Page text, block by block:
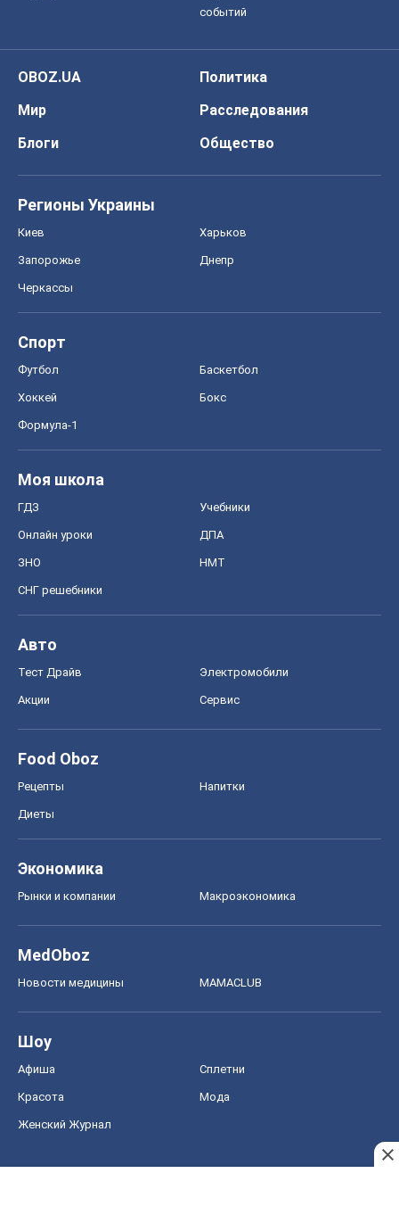
событий
OBOZ.UA
Политика
Мир
Расследования
Блоги
Общество
Регионы Украины
Киев Харьков
Запорожье Днепр
Черкассы
Спорт
Футбол Баскетбол
Хоккей Бокс
Формула-1
Моя школа
ГДЗ Учебники
Онлайн уроки ДПА
ЗНО НМТ
СНГ решебники
Авто
Тест Драйв Электромобили
Акции Сервис
Food Oboz
Рецепты Напитки
Диеты
Экономика
Рынки и компании Mакроэкономика
MedOboz
Новости медицины MAMACLUB
Шоу
Афиша Сплетни
Красота Мода
Женский Журнал